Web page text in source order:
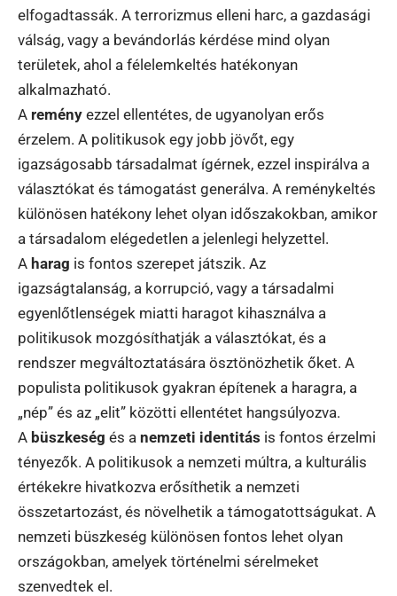
elfogadtassák. A terrorizmus elleni harc, a gazdasági
válság, vagy a bevándorlás kérdése mind olyan
területek, ahol a félelemkeltés hatékonyan
alkalmazható.
A remény ezzel ellentétes, de ugyanolyan erős
érzelem. A politikusok egy jobb jövőt, egy
igazságosabb társadalmat ígérnek, ezzel inspirálva a
választókat és támogatást generálva. A reménykeltés
különösen hatékony lehet olyan időszakokban, amikor
a társadalom elégedetlen a jelenlegi helyzettel.
A harag is fontos szerepet játszik. Az
igazságtalanság, a korrupció, vagy a társadalmi
egyenlőtlenségek miatti haragot kihasználva a
politikusok mozgósíthatják a választókat, és a
rendszer megváltoztatására ösztönözhetik őket. A
populista politikusok gyakran építenek a haragra, a
„nép” és az „elit” közötti ellentétet hangsúlyozva.
A büszkeség és a nemzeti identitás is fontos érzelmi
tényezők. A politikusok a nemzeti múltra, a kulturális
értékekre hivatkozva erősíthetik a nemzeti
összetartozást, és növelhetik a támogatottságukat. A
nemzeti büszkeség különösen fontos lehet olyan
országokban, amelyek történelmi sérelmeket
szenvedtek el.